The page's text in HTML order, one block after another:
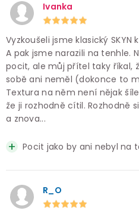
Ivanka
Vyzkoušeli jsme klasický
A pak jsme narazili na tenhle.
pocit, ale můj přítel taky říkal,
sobě ani neměl (dokonce to
Textura na něm není nějak
že ji rozhodně cítil. Rozhodně
a znova...
Pocit jako by ani nebyl na
R_O